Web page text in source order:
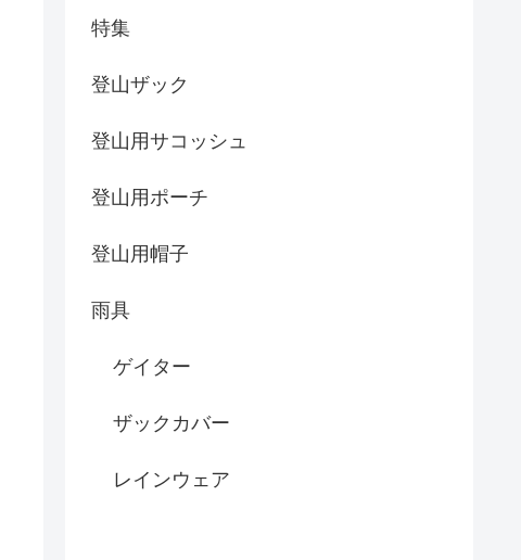
特集
登山ザック
登山用サコッシュ
登山用ポーチ
登山用帽子
雨具
ゲイター
ザックカバー
レインウェア